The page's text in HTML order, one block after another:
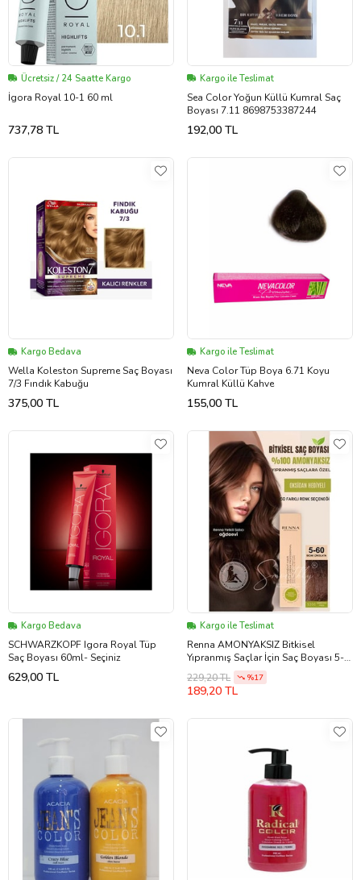
Ücretsiz / 24 Saatte Kargo
İgora Royal 10-1 60 ml
737,78 TL
Kargo ile Teslimat
Sea Color Yoğun Küllü Kumral Saç
Boyası 7.11 8698753387244
192,00 TL
Kargo Bedava
Wella Koleston Supreme Saç Boyası
7/3 Fındık Kabuğu
375,00 TL
Kargo ile Teslimat
Neva Color Tüp Boya 6.71 Koyu
Kumral Küllü Kahve
155,00 TL
Kargo Bedava
SCHWARZKOPF Igora Royal Tüp
Saç Boyası 60ml- Seçiniz
629,00 TL
Kargo ile Teslimat
Renna AMONYAKSIZ Bitkisel
Yıpranmış Saçlar İçin Saç Boyası 5-
60 SICAK ÇİKOLATA 60ml
229,20 TL %17
189,20 TL